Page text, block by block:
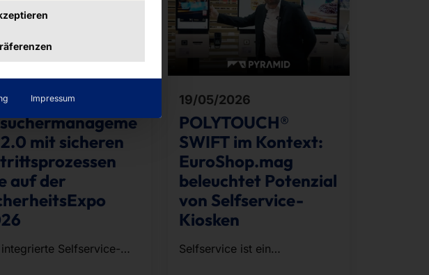
2026
mit sicheren
auf der
Selfservice-
19/05/2026
POLYTOUCH®
SWIFT im Kontext:
EuroShop.mag
beleuchtet Potenzial
von Selfservice-
Kiosken
Selfservice ist ein
Impressum